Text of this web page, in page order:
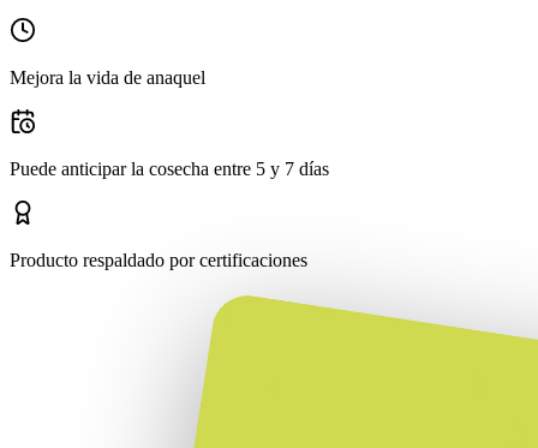
Mejora la vida de anaquel
Puede anticipar la cosecha entre 5 y 7 días
Producto respaldado por certificaciones